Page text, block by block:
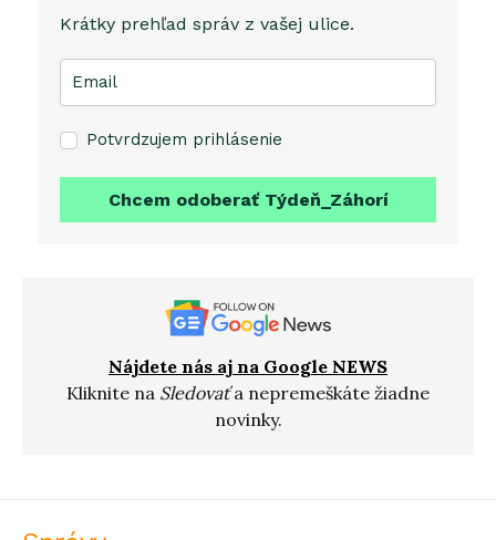
Krátky prehľad správ z vašej ulice.
Potvrdzujem prihlásenie
Chcem odoberať Týdeň_Záhorí
Nájdete nás aj na Google NEWS
Kliknite na Sledovaťa nepremeškáte žiadne
novinky.